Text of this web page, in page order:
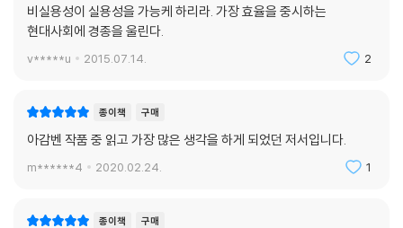
비실용성이 실용성을 가능케 하리라. 가장 효율을 중시하는
현대사회에 경종을 울린다.
v*****u 2015.07.14. 2
종이책 구매
아감벤 작품 중 읽고 가장 많은 생각을 하게 되었던 저서입니다.
m******4 2020.02.24. 1
종이책 구매